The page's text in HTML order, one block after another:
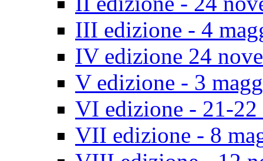
III edizione - 4
IV edizione 24
V edizione - 3
VI edizione - 21-22
VII edizione - 8